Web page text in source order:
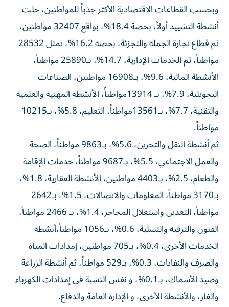
وبحسب القطاعات الاقتصادية الأكثر جذباً للمواطنين، حلت
أنشطة التشييد أولاً، بحصة 18.4%، بواقع 32407 مواطنين،
ثم قطاع تجارة الجملة والتجزئة، بحصة 16.2%، تمثل 28532
مواطناً، ثم الخدمات الإدارية، 14.7%، بـ25890 مواطناً،
الأنشطة المالية، 9.6%، بـ16908 مواطنين، الصناعات
التحويلية، 7.9%، بـ 13914مواطناً، الأنشطة المهنية والعلمية
والتقنية، 7.7%، بـ13561مواطناً، التعليم، 5.8%، بـ10215
مواطناً.
ثم أنشطة النقل والتخزين، 5.6%، بـ9863 مواطناً، الصحة
والعمل الاجتماعي، 5.5%، بـ9687 مواطناً، خدمات الإقامة
والطعام، 2.5%، بـ4403 مواطنين، الأنشطة العقارية، 1.8%،
بـ3170 مواطناً، المعلومات والاتصالات، 1.5%، بـ2642
مواطناً، التعدين واستغلال المحاجر، 1.4%، بـ 2466 مواطناً،
الفنون والترفيه والتسلية، 0.6%، بـ1056 مواطناً،أنشطة
الخدمات الأخرى، 0.4%، بـ705 مواطنين، إمدادات المياه
والصرف والنفايات، 0.3%، بـ529 مواطناً، ثم أنشطة الزراعة
وصيد الأسماك، بـ0.1%، و نفس النسبة في إمدادات الكهرباء
والغاز، والأنشطة الأخرى، و الإدارة العامة والدفاع.